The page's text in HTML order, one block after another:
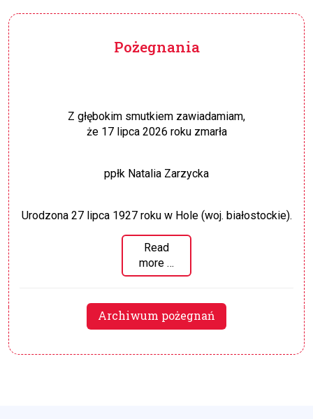
Pożegnania
Z głębokim smutkiem zawiadamiam,
że 17 lipca 2026 roku zmarła
ppłk Natalia Zarzycka
Urodzona 27 lipca 1927 roku w Hole (woj. białostockie).
Read
more …
Archiwum pożegnań